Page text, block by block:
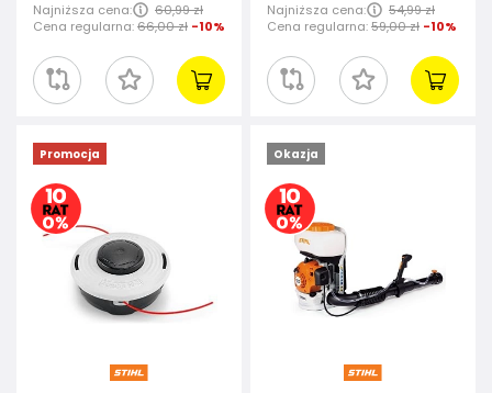
Najniższa cena:
60,99 zł
Cena regularna:66,00 zł -10%
Najniższa cena:
54,99 zł
Cena regularna:59,00 zł -10%
Promocja Okazja